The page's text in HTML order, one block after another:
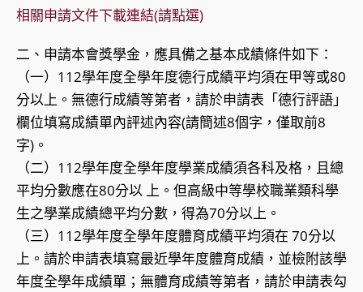
相關申請文件下載連結(請點選)
二、申請本會獎學金，應具備之基本成績條件如下：
（一）112學年度全學年度德行成績平均須在甲等或80
分以上。無德行成績等第者，請於申請表「德行評語」
欄位填寫成績單內評述內容(請簡述8個字，僅取前8
字)。
（二）112學年度全學年度學業成績須各科及格，且總
平均分數應在80分以 上。但高級中等學校職業類科學
生之學業成績總平均分數，得為70分以上。
（三）112學年度全學年度體育成績平均須在 70分以
上。請於申請表填寫最近學年度體育成績，並檢附該學
年度全學年成績單；無體育成績等第者，請於申請表勾